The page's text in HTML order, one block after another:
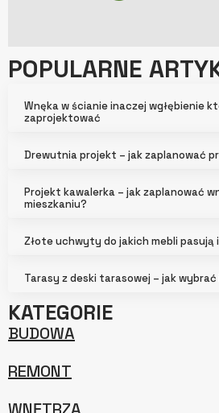
POPULARNE
Wnęka w ścianie inaczej wgłębienie
zaprojektować
Drewutnia projekt – jak zaplanować
Projekt kawalerka – jak zaplanować
mieszkaniu?
Złote uchwyty do jakich mebli pasują
Tarasy z deski tarasowej – jak
KATEGORIE
BUDOWA
REMONT